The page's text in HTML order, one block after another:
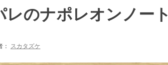
レのナポレオンノート
スカタズケ